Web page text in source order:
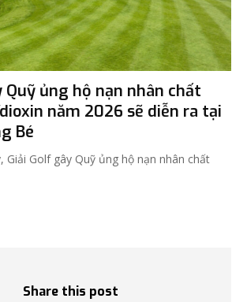
Quỹ ủng hộ nạn nhân chất
năm 2026 sẽ diễn ra tại
Bé
Giải Golf gây Quỹ ủng hộ nạn nhân chất
Share this post